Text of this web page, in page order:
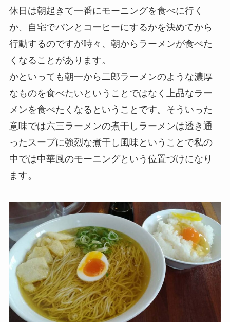
休日は朝起きて一番にモーニングを食べに行く
か、自宅でパンとコーヒーにするかを決めてから
行動するのですが時々、朝からラーメンが食べた
くなることがあります。
かといっても朝一から二郎ラーメンのような濃厚
なものを食べたいということではなく上品なラー
メンを食べたくなるということです。そういった
意味では六三ラーメンの煮干しラーメンは透き通
ったスープに強烈な煮干し風味ということで私の
中では中華風のモーニングという位置づけになり
ます。